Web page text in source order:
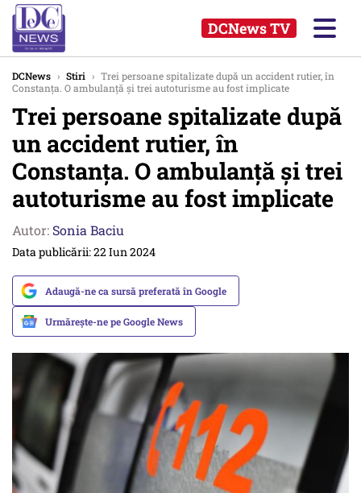
DCNews TV
DCNews › Stiri › Trei persoane spitalizate după un accident rutier, în
Constanța. O ambulanță și trei autoturisme au fost implicate
Trei persoane spitalizate după
un accident rutier, în
Constanța. O ambulanță și trei
autoturisme au fost implicate
Autor: Sonia Baciu
Data publicării: 22 Iun 2024
Adaugă-ne ca sursă preferată în Google
Urmărește-ne pe Google News